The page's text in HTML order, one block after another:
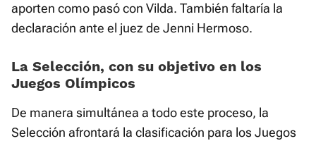
aporten como pasó con Vilda. También faltaría la
declaración ante el juez de Jenni Hermoso.
La Selección, con su objetivo en los
Juegos Olímpicos
De manera simultánea a todo este proceso, la
Selección afrontará la clasificación para los Juegos